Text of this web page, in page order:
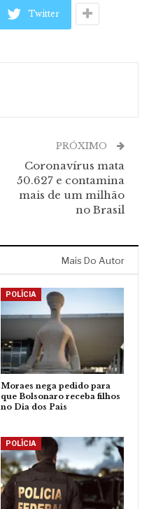
Twitter
PRÓXIMO
Coronavírus mata
50.627 e contamina
mais de um milhão
no Brasil
Mais Do Autor
POLÍCIA
Moraes nega pedido para
que Bolsonaro receba filhos
no Dia dos Pais
POLÍCIA